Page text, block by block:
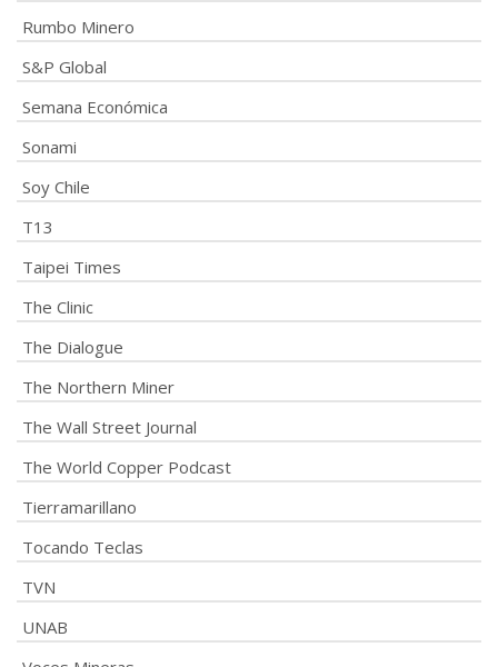
Rumbo Minero
S&P Global
Semana Económica
Sonami
Soy Chile
T13
Taipei Times
The Clinic
The Dialogue
The Northern Miner
The Wall Street Journal
The World Copper Podcast
Tierramarillano
Tocando Teclas
TVN
UNAB